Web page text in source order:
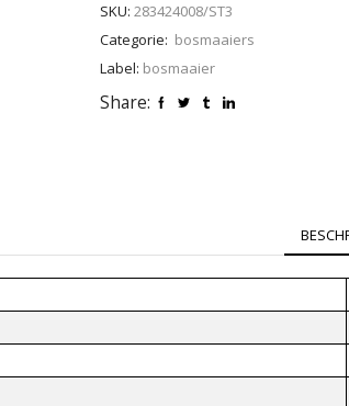
B
aantal
SKU: 283424008/ST3
Categorie: bosmaaiers
Label: bosmaaier
Share: